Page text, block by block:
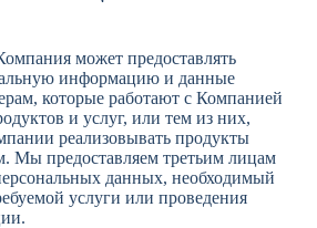
может предоставлять
информацию и данные
которые работают с Компанией
и услуг, или тем из них,
реализовывать продукты
Мы предоставляем третьим лицам
данных, необходимый
услуги или проведения